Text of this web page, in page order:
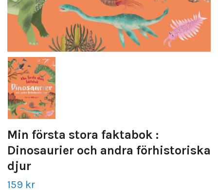
Min första stora faktabok :
Dinosaurier och andra förhistoriska
djur
159 kr